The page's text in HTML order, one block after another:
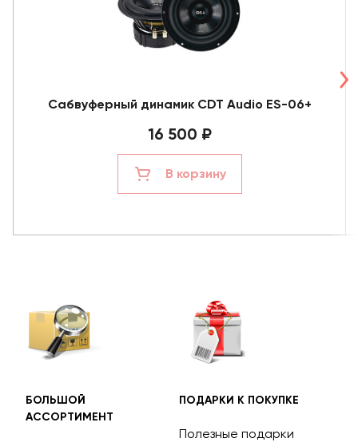
Сабвуферный динамик CDT Audio ES-06+
16 500 ₽
В корзину
БОЛЬШОЙ
АССОРТИМЕНТ
ПОДАРКИ К ПОКУПКЕ
Полезные подарки